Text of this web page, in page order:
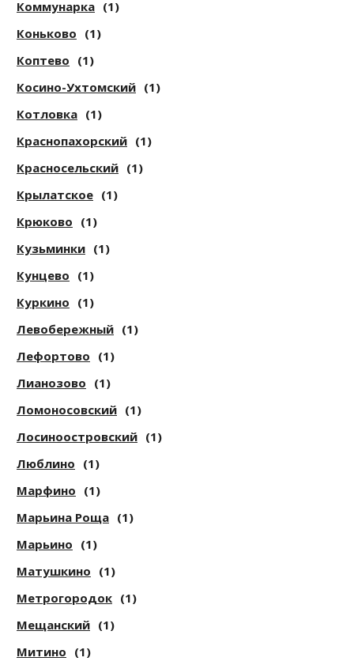
Коммунарка (1)
Коньково (1)
Коптево (1)
Косино-Ухтомский (1)
Котловка (1)
Краснопахорский (1)
Красносельский (1)
Крылатское (1)
Крюково (1)
Кузьминки (1)
Кунцево (1)
Куркино (1)
Левобережный (1)
Лефортово (1)
Лианозово (1)
Ломоносовский (1)
Лосиноостровский (1)
Люблино (1)
Марфино (1)
Марьина Роща (1)
Марьино (1)
Матушкино (1)
Метрогородок (1)
Мещанский (1)
Митино (1)